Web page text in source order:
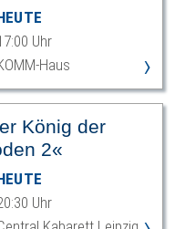
Uhr
Haus
›
König der
2«
Uhr